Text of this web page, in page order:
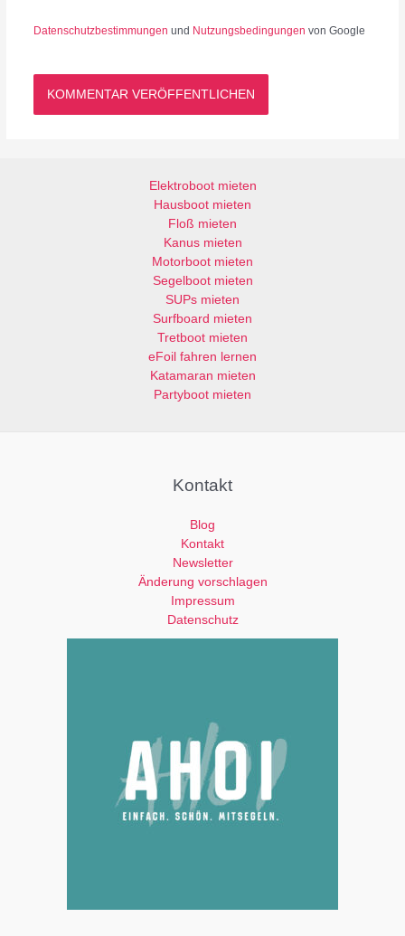
Datenschutzbestimmungen und Nutzungsbedingungen von Google
Elektroboot mieten
Hausboot mieten
Floß mieten
Kanus mieten
Motorboot mieten
Segelboot mieten
SUPs mieten
Surfboard mieten
Tretboot mieten
eFoil fahren lernen
Katamaran mieten
Partyboot mieten
Kontakt
Blog
Kontakt
Newsletter
Änderung vorschlagen
Impressum
Datenschutz